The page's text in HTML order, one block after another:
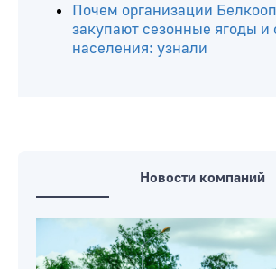
Почем организации
закупают сезонные ягоды и
населения: узнали
Новости компаний